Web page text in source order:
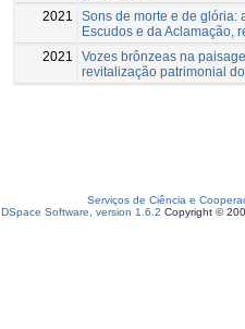
2021
Sons de morte e de glória:
Escudos e da Aclamação,
2021
Vozes brônzeas na
revitalização patrimonial
Serviços de Ciência e
DSpace Software, version 1.6.2 Copyright ©